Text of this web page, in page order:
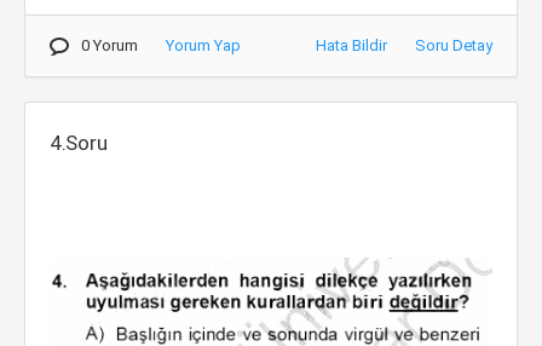
0 Yorum Yorum Yap Hata Bildir Soru Detay
4.Soru